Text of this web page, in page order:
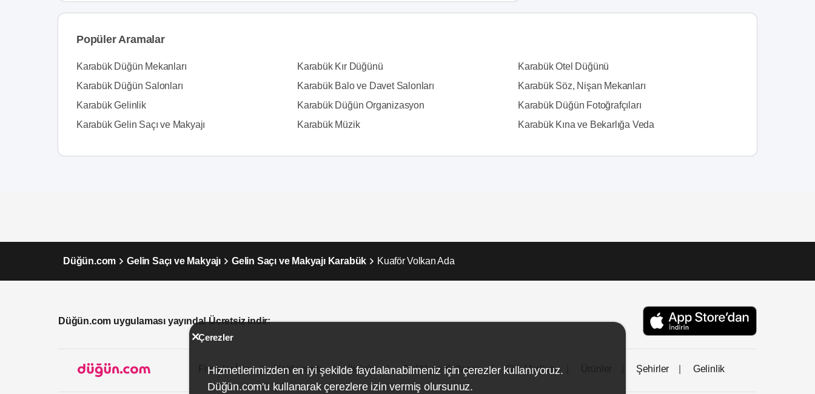
Popüler Aramalar
Karabük Düğün Mekanları Karabük Kır Düğünü
Karabük Otel Düğünü
Karabük Düğün Salonları
Karabük Balo ve Davet Salonları
Karabük Söz, Nişan Mekanları
Karabük Gelinlik
Karabük Düğün Organizasyon
Karabük Düğün Fotoğrafçıları
Karabük Gelin Saçı ve Makyajı
Karabük Müzik Karabük Kına ve Bekarlığa Veda
Düğün.com Gelin Saçı ve Makyajı Gelin Saçı ve Makyajı Karabük Kuaför Volkan Ada
Düğün.com uygulaması yayında! Ücretsiz indir:
Firmalar İçin Hakkımızda İletişim Gizlilik ve Kullanım Site Haritası Şehirler Gelinlik
Çerezler
Hizmetlerimizden en iyi şekilde faydalanabilmeniz için çerezler kullanıyoruz.
Düğün.com'u kullanarak çerezlere izin vermiş olursunuz.